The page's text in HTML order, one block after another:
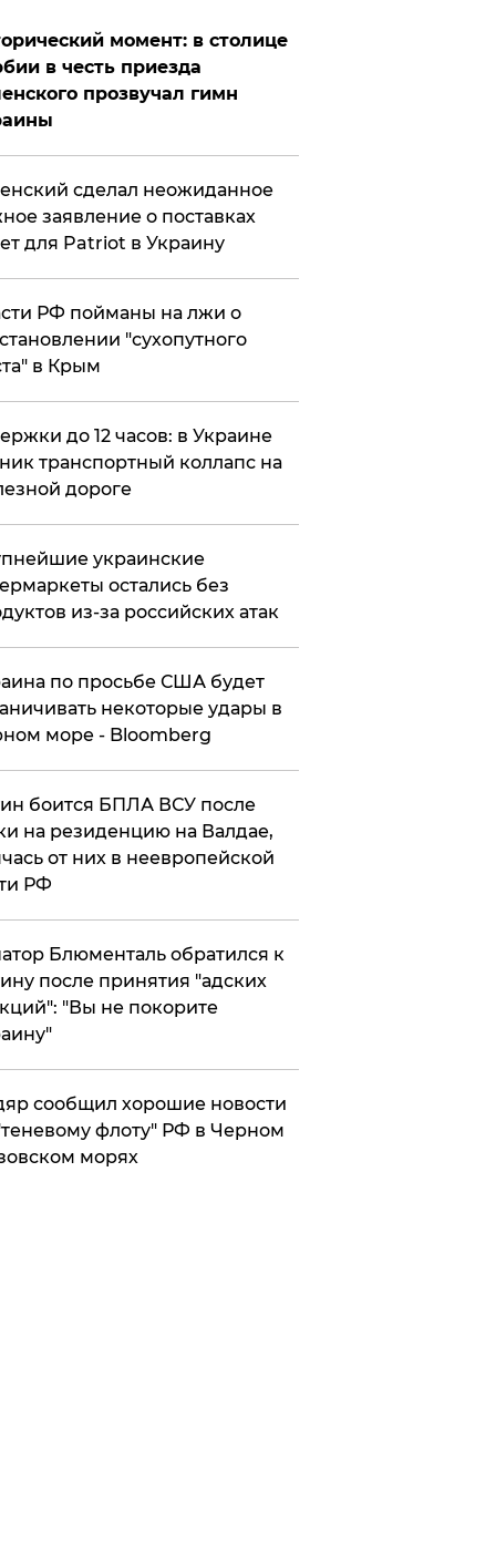
момент: в столице
в честь приезда
прозвучал гимн
сделал неожиданное
заявление о поставках
для Patriot в Украину
РФ пойманы на лжи о
"сухопутного
в Крым
до 12 часов: в Украине
транспортный коллапс на
дороге
украинские
остались без
из-за российских атак
по просьбе США будет
некоторые удары в
море - Bloomberg
боится БПЛА ВСУ после
на резиденцию на Валдае,
от них в неевропейской
РФ
Блюменталь обратился к
после принятия "адских
"Вы не покорите
сообщил хорошие новости
флоту" РФ в Черном
морях